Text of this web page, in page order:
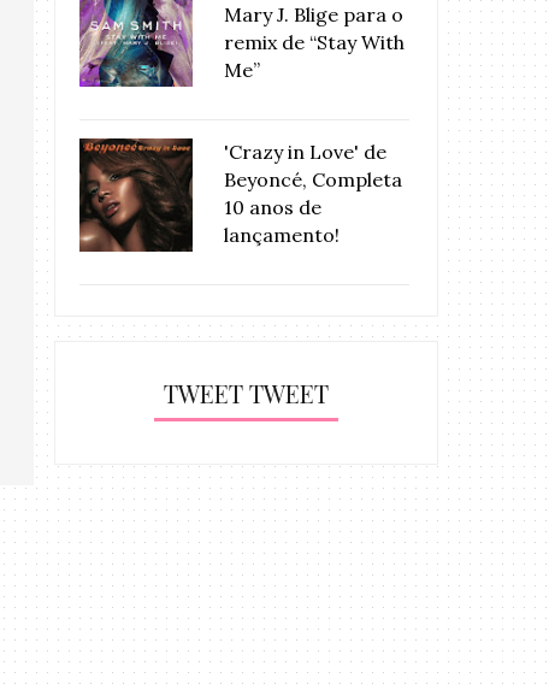
Mary J. Blige para o
remix de “Stay With
Me”
'Crazy in Love' de
Beyoncé, Completa
10 anos de
lançamento!
TWEET TWEET